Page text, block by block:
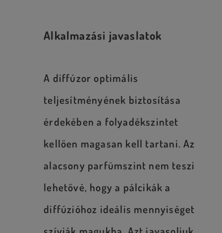
Alkalmazási javaslatok
A diffúzor optimális
teljesítményének biztosítása
érdekében a folyadékszintet
kellően magasan kell tartani. Az
alacsony parfümszint nem teszi
lehetővé, hogy a pálcikák a
diffúzióhoz ideális mennyiséget